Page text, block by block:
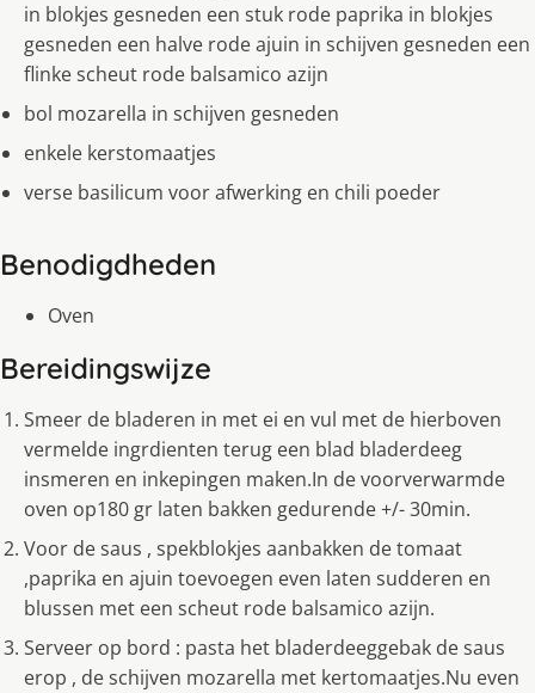
in blokjes gesneden een stuk rode paprika in blokjes
gesneden een halve rode ajuin in schijven gesneden een
flinke scheut rode balsamico azijn
bol mozarella in schijven gesneden
enkele kerstomaatjes
verse basilicum voor afwerking en chili poeder
Benodigdheden
Oven
Bereidingswijze
Smeer de bladeren in met ei en vul met de hierboven
vermelde ingrdienten terug een blad bladerdeeg
insmeren en inkepingen maken.In de voorverwarmde
oven op180 gr laten bakken gedurende +/- 30min.
Voor de saus , spekblokjes aanbakken de tomaat
,paprika en ajuin toevoegen even laten sudderen en
blussen met een scheut rode balsamico azijn.
Serveer op bord : pasta het bladerdeeggebak de saus
erop , de schijven mozarella met kertomaatjes.Nu even